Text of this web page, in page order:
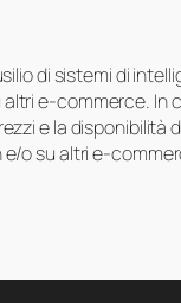
di sistemi di
e-commerce.
e la
e/o su altri e-